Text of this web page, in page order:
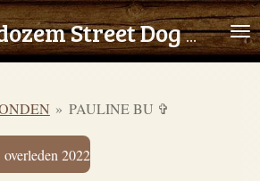
Rudozem Street Dog Rescue
» PAULINE BU ✞
2022